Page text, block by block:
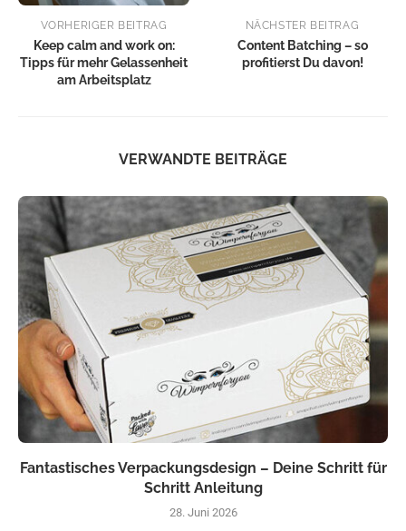
VORHERIGER BEITRAG
Keep calm and work on:
Tipps für mehr Gelassenheit
am Arbeitsplatz
NÄCHSTER BEITRAG
Content Batching – so
profitierst Du davon!
VERWANDTE BEITRÄGE
Fantastisches Verpackungsdesign – Deine Schritt für
Schritt Anleitung
28. Juni 2026